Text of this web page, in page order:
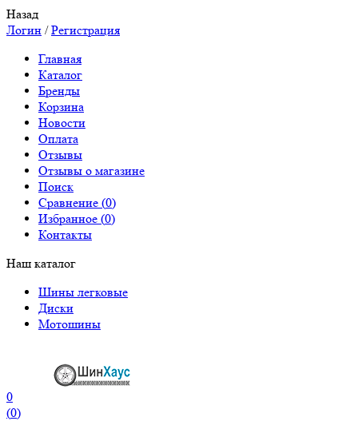
Назад
Логин /Регистрация
Главная
Каталог
Бренды
Корзина
Новости
Оплата
Отзывы
Отзывы о магазине
Поиск
Сравнение (0)
Избранное (0)
Контакты
Наш каталог
Шины легковые
Диски
Мотошины
0
(0)